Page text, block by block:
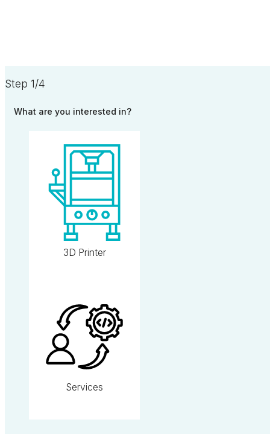
Step 1/4
What are you interested in?
3D Printer
Services